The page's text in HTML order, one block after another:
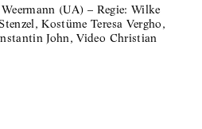
(UA) – Regie: Wilke
Kostüme Teresa Vergho,
John, Video Christian